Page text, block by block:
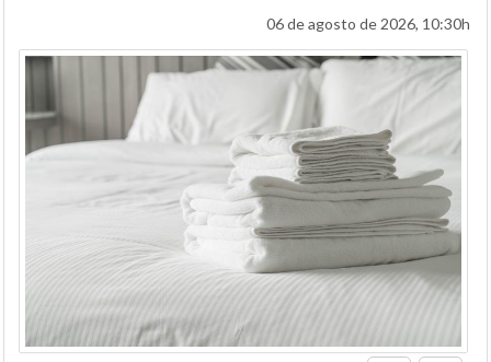
06 de agosto de 2026, 10:30h